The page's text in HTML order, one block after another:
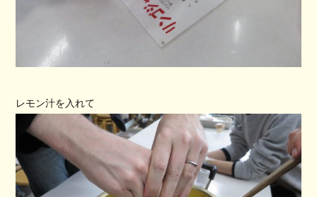
レモン汁を入れて